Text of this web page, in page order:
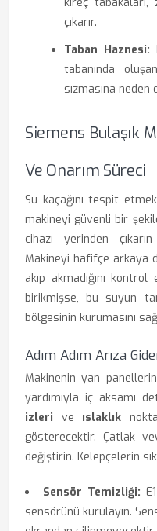
çıkarır.
Taban Haznesi:
tabanında
sızmasına neden
Siemens Bulaşık
Ve Onarım Süreci
Su kaçağını tespit
makineyi güvenli bir
cihazı yerinden
Makineyi hafifçe arkaya
akıp akmadığını
birikmişse, bu suyun
bölgesinin kurumasını
Adım Adım Arıza
Makinenin yan
yardımıyla iç aksamı
izleri ve ıslaklık
gösterecektir. Çatlak
değiştirin. Kelepçelerin
Sensör Temizliği:
sensörünü kurulayın.